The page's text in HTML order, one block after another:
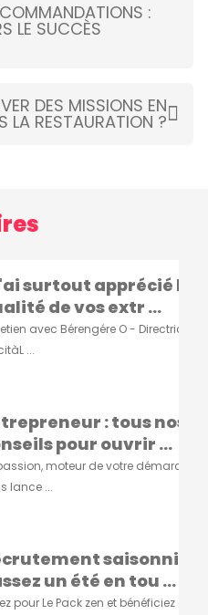
:
LE SUCCÈS
DES MISSIONS EN
LA RESTAURATION ?
surtout apprécié la
de vos extr ...
avec Bérengére O - Directrice
...
: tous nos
pour ouvrir ...
moteur de votre
lance ...
saisonnier :
un été en tou ...
pour Le Pack zen et bénéficiez d'un